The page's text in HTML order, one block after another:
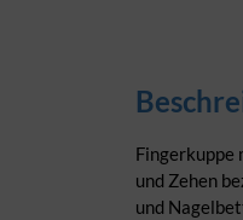
Fingerkuppe
und Zehen
und